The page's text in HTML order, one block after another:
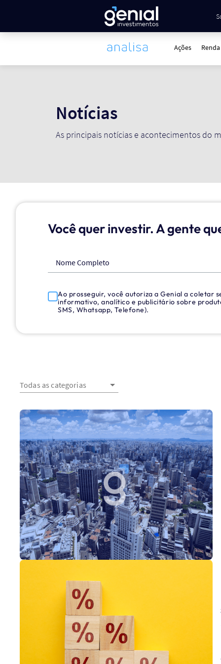
Ações
Notícias
As principais notícias e acontecimentos do
Você quer investir. A gente
Nome Completo
Ao prosseguir, você autoriza a Genial a coletar
informativo, analítico e publicitário sobre
SMS, Whatsapp, Telefone).
Todas as categorias